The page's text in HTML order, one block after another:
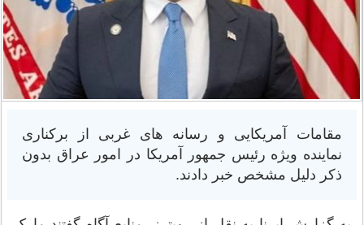
مقامات آمریکایی و رسانه های غربی از برکناری
نماینده ویژه رئیس جمهور آمریکا در امور عراق بدون
ذکر دلیل مشخص خبر دادند.